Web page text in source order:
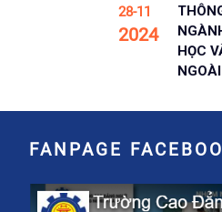
28-11
2024
HỌC
NGOÀI
FANPAGE